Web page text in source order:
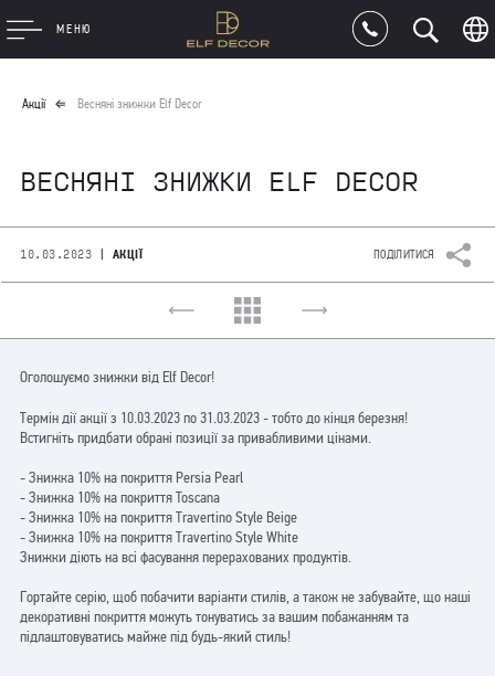
МЕНЮ
Акції Весняні знижки Elf Decor
ВЕСНЯНІ ЗНИЖКИ ELF DECOR
10.03.2023 | АКЦІЇ ПОДІЛИТИСЯ
Оголошуємо знижки від Elf Decor!
Термін дії акції з 10.03.2023 по 31.03.2023 - тобто до кінця березня!
Встигніть придбати обрані позиції за привабливими цінами.
- Знижка 10% на покриття Persia Pearl
- Знижка 10% на покриття Toscana
- Знижка 10% на покриття Travertino Style Beige
- Знижка 10% на покриття Travertino Style White
Знижки діють на всі фасування перерахованих продуктів.
Гортайте серію, щоб побачити варіанти стилів, а також не забувайте, що наші
декоративні покриття можуть тонуватись за вашим побажанням та
підлаштовуватись майже під будь-який стиль!